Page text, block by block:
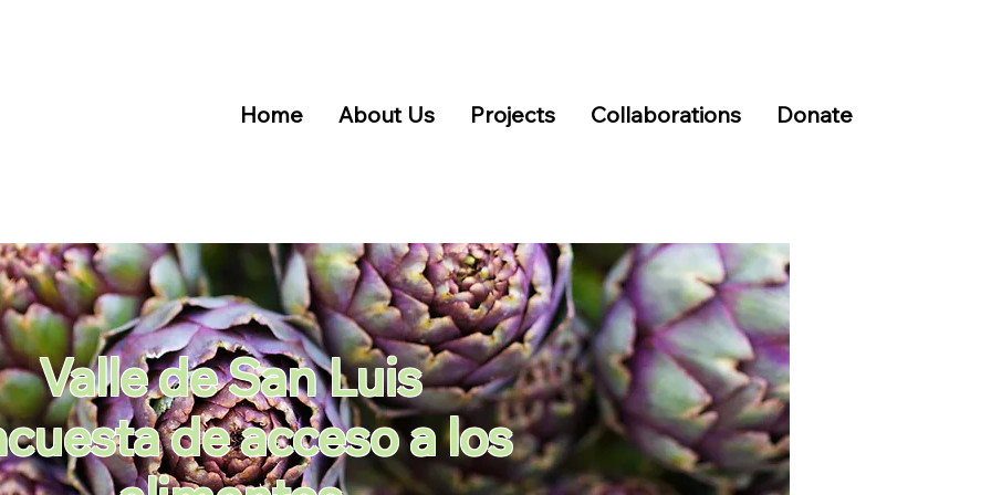
Home About Us Projects Collaborations Donate
Valle de San Luis
de acceso a los